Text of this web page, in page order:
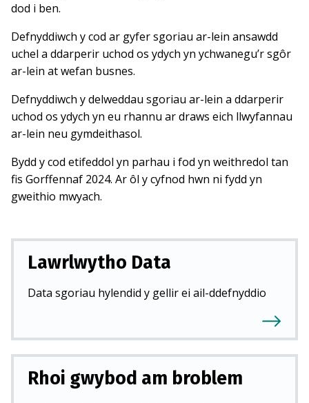
dod i ben.
Defnyddiwch y cod ar gyfer sgoriau ar-lein ansawdd
uchel a ddarperir uchod os ydych yn ychwanegu’r sgôr
ar-lein at wefan busnes.
Defnyddiwch y delweddau sgoriau ar-lein a ddarperir
uchod os ydych yn eu rhannu ar draws eich llwyfannau
ar-lein neu gymdeithasol.
Bydd y cod etifeddol yn parhau i fod yn weithredol tan
fis Gorffennaf 2024. Ar ôl y cyfnod hwn ni fydd yn
gweithio mwyach.
Lawrlwytho Data
Data sgoriau hylendid y gellir ei ail-ddefnyddio
Rhoi gwybod am broblem